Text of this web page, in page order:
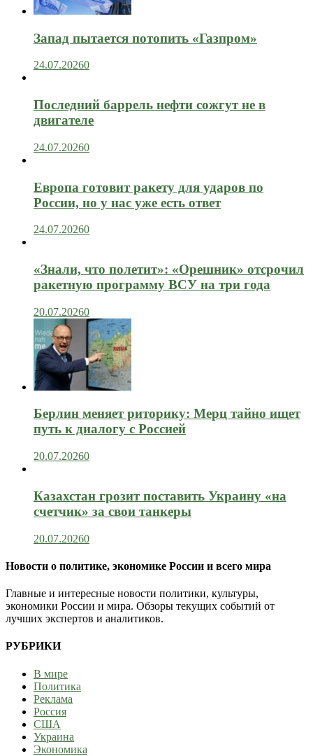
Запад пытается потопить «Газпром»
24.07.20260
Последний баррель нефти сожгут не в
двигателе
24.07.20260
Европа готовит ракету для ударов по
России, но у нас уже есть ответ
24.07.20260
«Знали, что полетит»: «Орешник» отсрочил
ракетную программу ВСУ на три года
20.07.20260
Берлин меняет риторику: Мерц тайно ищет
путь к диалогу с Россией
20.07.20260
Казахстан грозит поставить Украину «на
счетчик» за свои танкеры
20.07.20260
Новости о политике, экономике России и всего мира
Главные и интересные новости политики, культуры,
экономики России и мира. Обзоры текущих событий от
лучших экспертов и аналитиков.
РУБРИКИ
В мире
Политика
Реклама
Россия
США
Украина
Экономика